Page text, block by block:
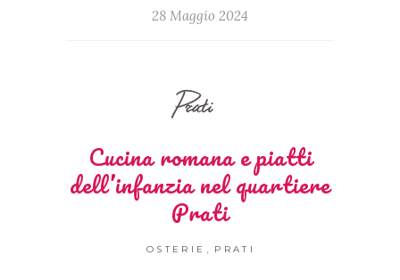
28 Maggio 2024
Prati
Cucina romana e piatti
dell’infanzia nel quartiere
Prati
OSTERIE , PRATI